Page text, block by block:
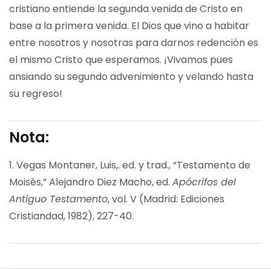
cristiano entiende la segunda venida de Cristo en
base a la primera venida. El Dios que vino a habitar
entre nosotros y nosotras para darnos redención es
el mismo Cristo que esperamos. ¡Vivamos pues
ansiando su segundo advenimiento y velando hasta
su regreso!
Nota:
1. Vegas Montaner, Luis,. ed. y trad., “Testamento de
Moisés,” Alejandro Diez Macho, ed. Apócrifos del
Antiguo Testamento, vol. V (Madrid: Ediciones
Cristiandad, 1982), 227-40.